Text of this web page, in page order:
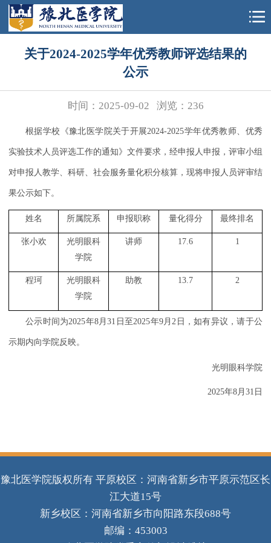
关于2024-2025学年优秀教师评选结果的
公示
时间：2025-09-02 浏览： 236
根据学校《豫北医学院关于开展2024-2025学年优秀教师、优秀
实验技术人员评选工作的通知》文件要求，经申报人申报，评审小组
对申报人教学、科研、社会服务量化积分核算，现将申报人员评审结
果公示如下。
姓名 所属院系 申报职称 量化得分 最终排名
张小欢
光明眼科
学院
讲师 17.6 1
程珂
光明眼科
学院
助教 13.7 2
公示时间为2025年8月31日至2025年9月2日，如有异议，请于公
示期内向学院反映。
光明眼科学院
2025年8月31日
豫北医学院版权所有 平原校区：河南省新乡市平原示范区长
江大道15号
新乡校区：河南省新乡市向阳路东段688号
邮编：453003